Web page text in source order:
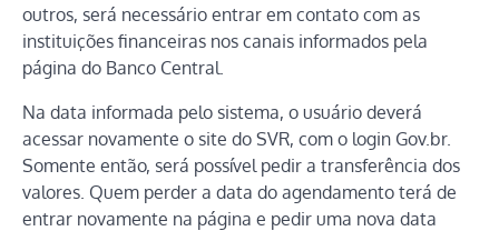
outros, será necessário entrar em contato com as
instituições financeiras nos canais informados pela
página do Banco Central.
Na data informada pelo sistema, o usuário deverá
acessar novamente o site do SVR, com o login Gov.br.
Somente então, será possível pedir a transferência dos
valores. Quem perder a data do agendamento terá de
entrar novamente na página e pedir uma nova data